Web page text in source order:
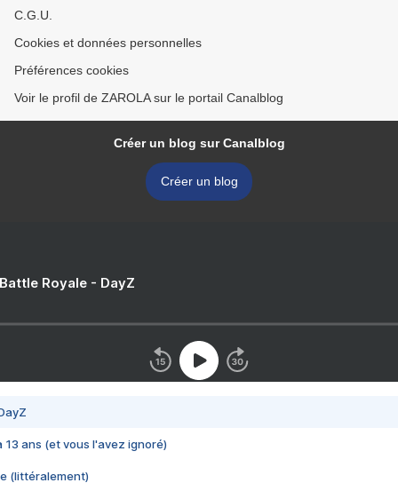
C.G.U.
Cookies et données personnelles
Préférences cookies
Voir le profil de ZAROLA sur le portail Canalblog
Créer un blog sur Canalblog
Créer un blog
Royale - DayZ
13 ans (et vous l'avez ignoré)
(littéralement)